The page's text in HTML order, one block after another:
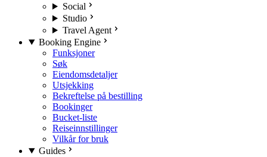
Social
Studio
Travel Agent
Booking Engine
Funksjoner
Søk
Eiendomsdetaljer
Utsjekking
Bekreftelse på bestilling
Bookinger
Bucket-liste
Reiseinnstillinger
Vilkår for bruk
Guides